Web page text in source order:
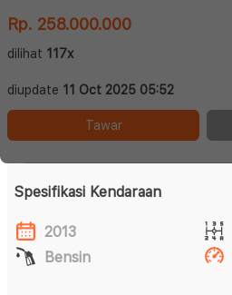
Rp. 258.000.000
dilihat 117x
diupdate 11 Oct 2025 05:52
Tawar
Spesifikasi Kendaraan
2013
Bensin